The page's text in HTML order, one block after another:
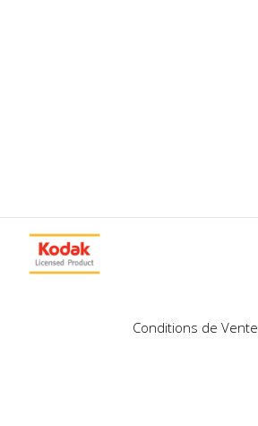
Conditions de Vente